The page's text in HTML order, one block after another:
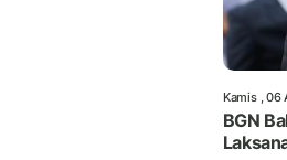
Kamis , 06
BGN